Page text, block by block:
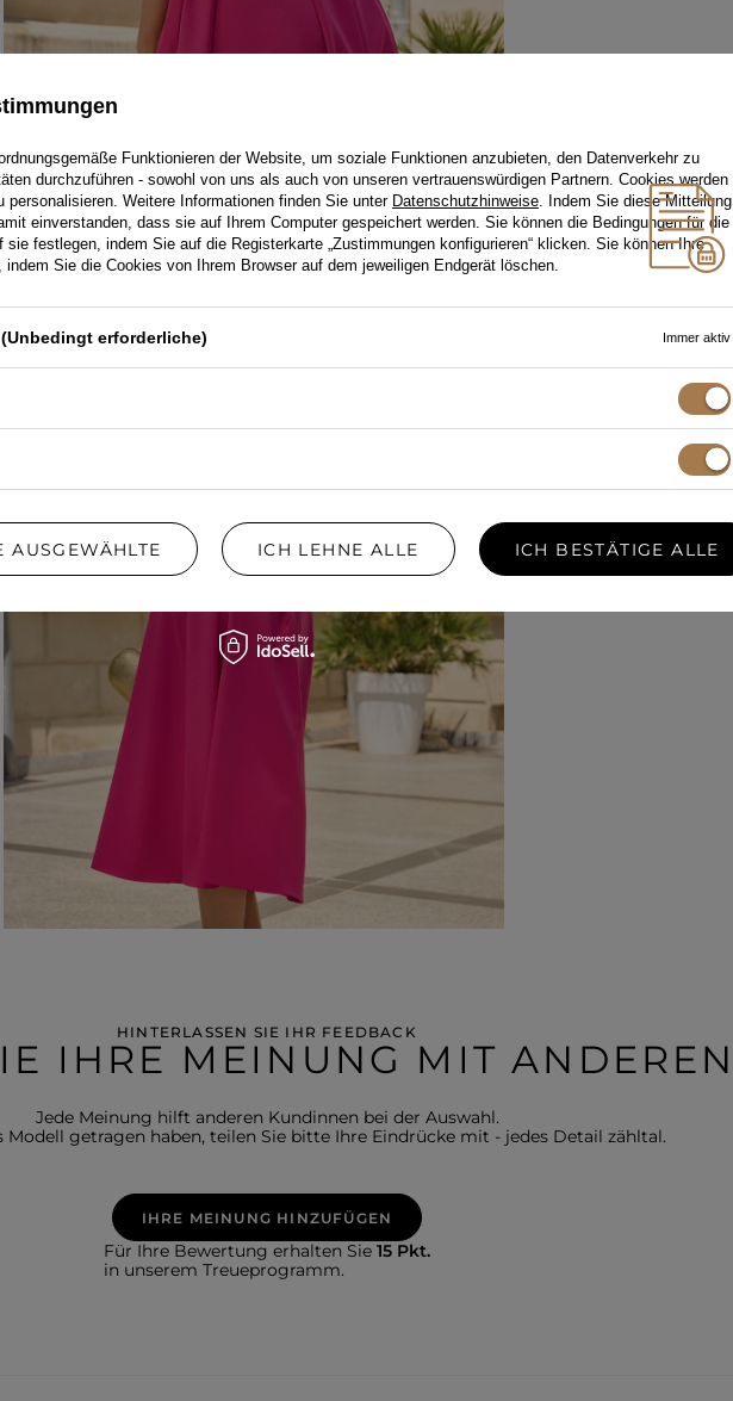
HINTERLASSEN SIE IHR FEEDBACK
IHRE MEINUNG MIT ANDEREN
Jede Meinung hilft anderen Kundinnen bei der Auswahl.
Modell getragen haben, teilen Sie bitte Ihre Eindrücke mit - jedes Detail zähltal.
IHRE MEINUNG HINZUFÜGEN
Für Ihre Bewertung erhalten Sie 15 Pkt.
in unserem Treueprogramm.
Funktionieren der Website, um soziale Funktionen anzubieten, den Datenverkehr zu
durchzuführen - sowohl von uns als auch von unseren vertrauenswürdigen Partnern. Cookies werden
personalisieren. Weitere Informationen finden Sie unter Datenschutzhinweise. Indem Sie diese Mitteilung
einverstanden, dass sie auf Ihrem Computer gespeichert werden. Sie können die Bedingungen für die
sie festlegen, indem Sie auf die Registerkarte „Zustimmungen konfigurieren“ klicken. Sie können Ihre
indem Sie die Cookies von Ihrem Browser auf dem jeweiligen Endgerät löschen.
erforderliche) Immer aktiv
AUSGEWÄHLTE ICH LEHNE ALLE ICH BESTÄTIGE ALLE